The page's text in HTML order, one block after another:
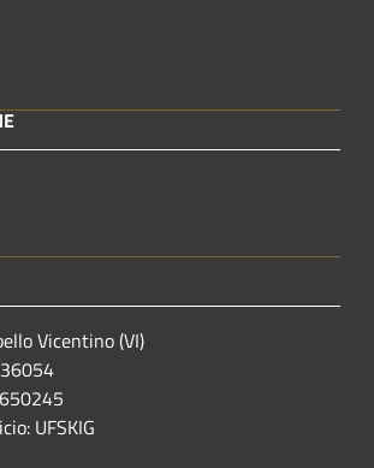
Vicentino (VI)
UFSKIG